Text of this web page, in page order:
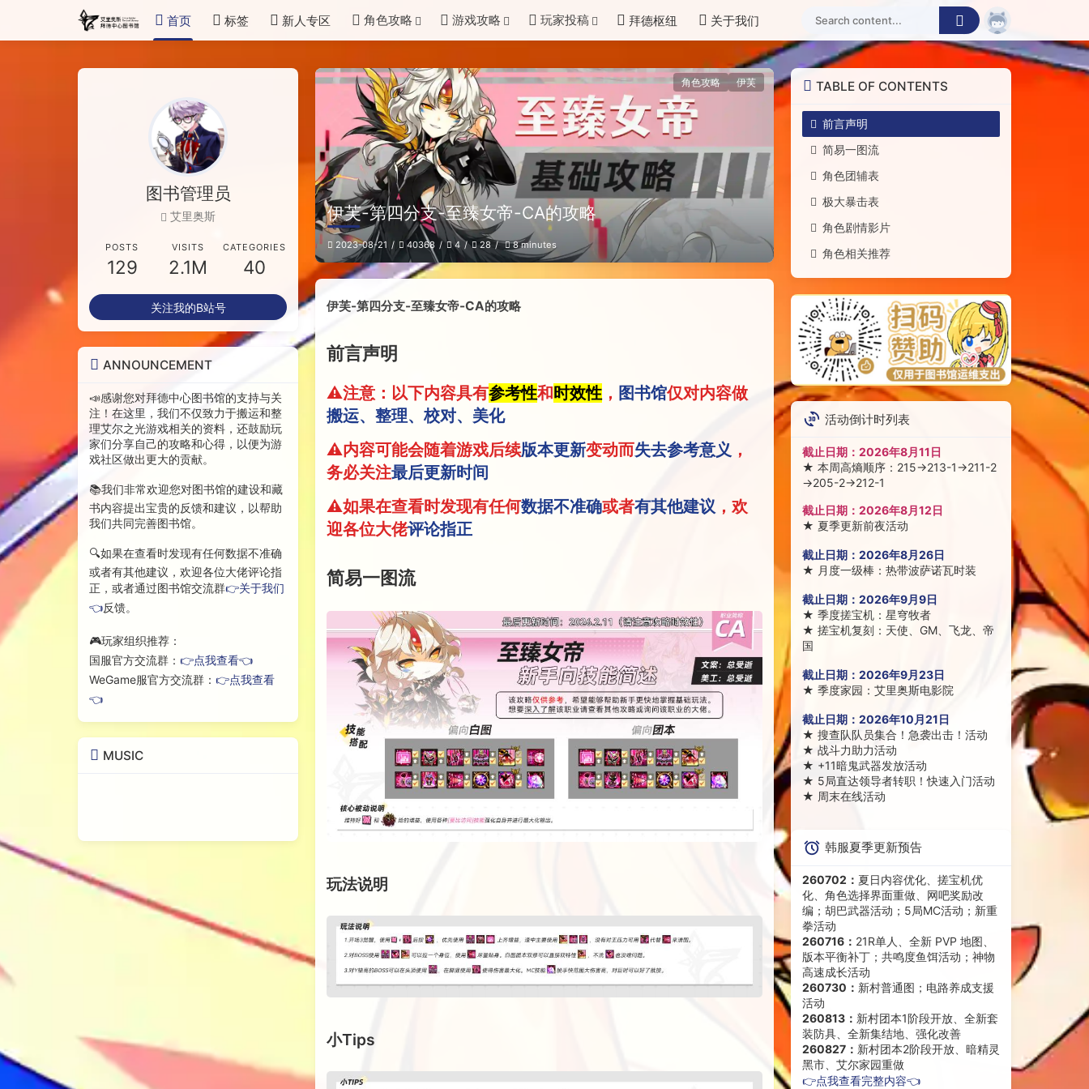
首页 标签 新人专区 角色攻略 游戏攻略 玩家投稿 拜德枢纽 关于我们
角色攻略 伊芙
伊芙-第四分支-至臻女帝-CA的攻略
2023-08-21 40368 4 28 8 minutes
伊芙-第四分支-至臻女帝-CA的攻略
前言声明
⚠️注意：以下内容具有参考性和时效性 ， 图书馆仅对内容做
搬运、整理、校对、美化
⚠️内容可能会随着游戏后续版本更新变动而失去参考意义 ，
务必关注最后更新时间
⚠️如果在查看时发现有任何数据不准确或者有其他建议 ，欢
迎各位大佬评论指正
简易一图流
玩法说明
小Tips
图书管理员
艾里奥斯
POSTS
129
VISITS
2.1M
CATEGORIES
40
关注我的B站号
ANNOUNCEMENT
📣感谢您对拜德中心图书馆的支持与关
注！在这里，我们不仅致力于搬运和整
理艾尔之光游戏相关的资料，还鼓励玩
家们分享自己的攻略和心得，以便为游
戏社区做出更大的贡献。
📚我们非常欢迎您对图书馆的建设和藏
书内容提出宝贵的反馈和建议，以帮助
我们共同完善图书馆。
🔍如果在查看时发现有任何数据不准确
或者有其他建议，欢迎各位大佬评论指
正，或者通过图书馆交流群👉关于我们
👈反馈。
🎮玩家组织推荐：
国服官方交流群： 👉点我查看👈
WeGame服官方交流群： 👉点我查看
👈
MUSIC
TABLE OF CONTENTS
前言声明
简易一图流
角色团辅表
极大暴击表
角色剧情影片
角色相关推荐
活动倒计时列表
截止日期： 2026年8月11日
★ 本周高熵顺序：215→213-1→211-2
→205-2→212-1
截止日期： 2026年8月12日
★ 夏季更新前夜活动
截止日期： 2026年8月26日
★ 月度一级棒：热带波萨诺瓦时装
截止日期： 2026年9月9日
★ 季度搓宝机：星穹牧者
★ 搓宝机复刻：天使、GM、飞龙、帝
国
截止日期： 2026年9月23日
★ 季度家园：艾里奥斯电影院
截止日期： 2026年10月21日
★ 搜查队队员集合！急袭出击！活动
★ 战斗力助力活动
★ +11暗鬼武器发放活动
★ 5局直达领导者转职！快速入门活动
★ 周末在线活动
韩服夏季更新预告
260702： 夏日内容优化、搓宝机优
化、角色选择界面重做、网吧奖励改
编；胡巴武器活动；5局MC活动；新重
拳活动
260716： 21R单人、全新 PVP 地图、
版本平衡补丁；共鸣度鱼饵活动；神物
高速成长活动
260730： 新村普通图；电路养成支援
活动
260813： 新村团本1阶段开放、全新套
装防具、全新集结地、强化改善
260827： 新村团本2阶段开放、暗精灵
黑市、艾尔家园重做
👉点我查看完整内容👈